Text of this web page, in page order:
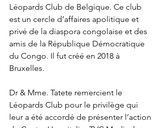
Léopards Club de Belgique. Ce club
est un cercle d’affaires apolitique et
privé de la diaspora congolaise et des
amis de la République Démocratique
du Congo. Il fut créé en 2018 à
Bruxelles.
Dr & Mme. Tatete remercient le
Léopards Club pour le privilège qui
leur a été accordé de présenter l’action